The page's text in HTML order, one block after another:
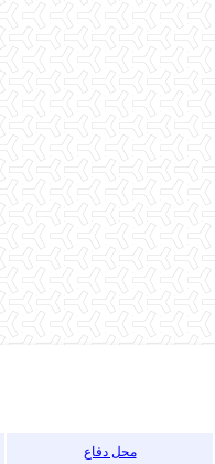
محل دفاع